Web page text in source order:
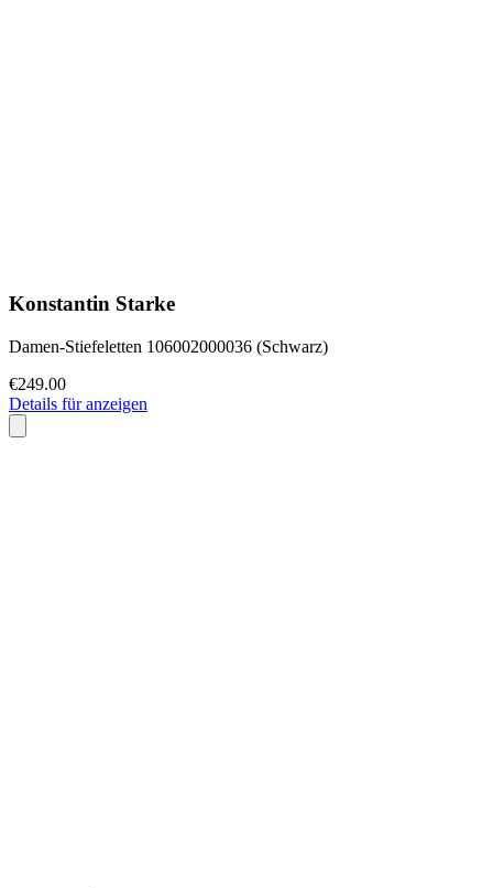
Konstantin Starke
Damen-Stiefeletten 106002000036 (Schwarz)
€249.00
Details für anzeigen